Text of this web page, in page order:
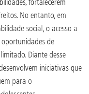
No entanto, em
social, o acesso a
de
Diante desse
iniciativas que
para o